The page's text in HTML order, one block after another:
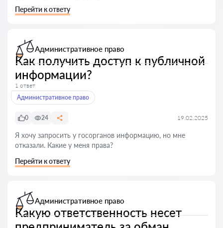
Перейти к ответу
Административное право
Как получить доступ к публичной
информации?
1 ответ
Административное право
0 24 19.02.2025
Я хочу запросить у госорганов информацию, но мне
отказали. Какие у меня права?
Перейти к ответу
Административное право
Какую ответственность несет